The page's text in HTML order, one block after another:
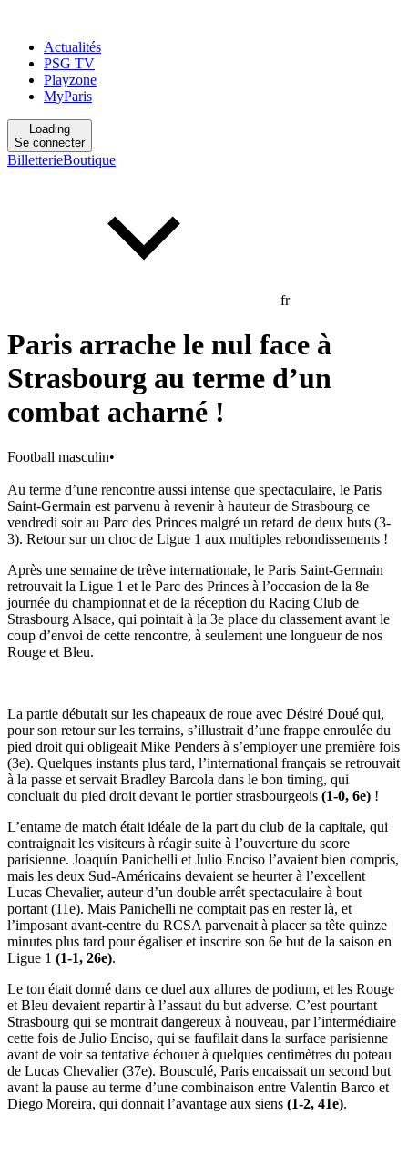
Actualités
PSG TV
Playzone
MyParis
Loading
Se connecter
BilletterieBoutique
fr
Paris arrache le nul face à
Strasbourg au terme d’un
combat acharné !
Football masculin•
Au terme d’une rencontre aussi intense que spectaculaire, le Paris
Saint-Germain est parvenu à revenir à hauteur de Strasbourg ce
vendredi soir au Parc des Princes malgré un retard de deux buts (3-
3). Retour sur un choc de Ligue 1 aux multiples rebondissements !
Après une semaine de trêve internationale, le Paris Saint-Germain
retrouvait la Ligue 1 et le Parc des Princes à l’occasion de la 8e
journée du championnat et de la réception du Racing Club de
Strasbourg Alsace, qui pointait à la 3e place du classement avant le
coup d’envoi de cette rencontre, à seulement une longueur de nos
Rouge et Bleu.
La partie débutait sur les chapeaux de roue avec Désiré Doué qui,
pour son retour sur les terrains, s’illustrait d’une frappe enroulée du
pied droit qui obligeait Mike Penders à s’employer une première fois
(3e). Quelques instants plus tard, l’international français se retrouvait
à la passe et servait Bradley Barcola dans le bon timing, qui
concluait du pied droit devant le portier strasbourgeois (1-0, 6e) !
L’entame de match était idéale de la part du club de la capitale, qui
contraignait les visiteurs à réagir suite à l’ouverture du score
parisienne. Joaquín Panichelli et Julio Enciso l’avaient bien compris,
mais les deux Sud-Américains devaient se heurter à l’excellent
Lucas Chevalier, auteur d’un double arrêt spectaculaire à bout
portant (11e). Mais Panichelli ne comptait pas en rester là, et
l’imposant avant-centre du RCSA parvenait à placer sa tête quinze
minutes plus tard pour égaliser et inscrire son 6e but de la saison en
Ligue 1 (1-1, 26e).
Le ton était donné dans ce duel aux allures de podium, et les Rouge
et Bleu devaient repartir à l’assaut du but adverse. C’est pourtant
Strasbourg qui se montrait dangereux à nouveau, par l’intermédiaire
cette fois de Julio Enciso, qui se faufilait dans la surface parisienne
avant de voir sa tentative échouer à quelques centimètres du poteau
de Lucas Chevalier (37e). Bousculé, Paris encaissait un second but
avant la pause au terme d’une combinaison entre Valentin Barco et
Diego Moreira, qui donnait l’avantage aux siens (1-2, 41e).